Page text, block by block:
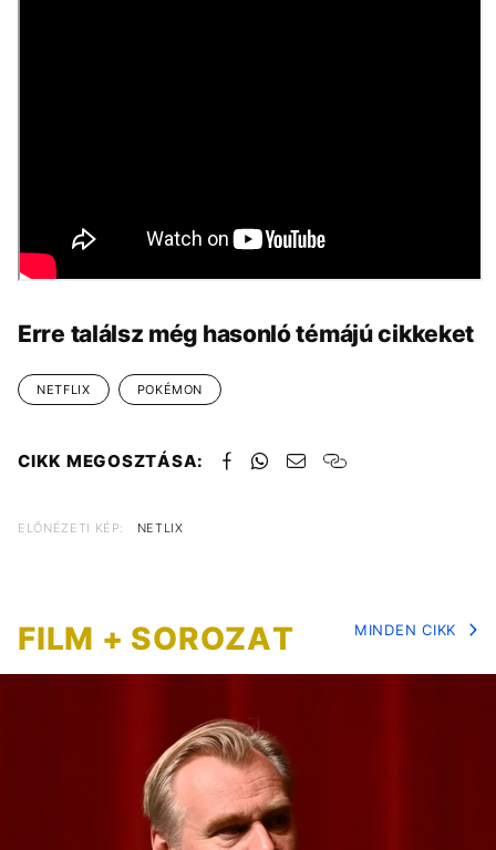
Erre találsz még hasonló témájú cikkeket
NETFLIX POKÉMON
CIKK MEGOSZTÁSA:
ELŐNÉZETI KÉP: NETLIX
FILM + SOROZAT MINDEN CIKK